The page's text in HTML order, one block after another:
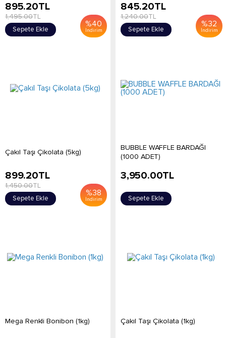
%40
İndirim
895.20TL
1,495.00TL
Sepete Ekle
%32
İndirim
845.20TL
1,240.00TL
Sepete Ekle
Çakıl Taşı Çikolata (5kg)
%38
İndirim
899.20TL
1,450.00TL
Sepete Ekle
BUBBLE WAFFLE BARDAĞI
(1000 ADET)
3,950.00TL
Sepete Ekle
Mega Renkli Bonibon (1kg) Çakıl Taşı Çikolata (1kg)